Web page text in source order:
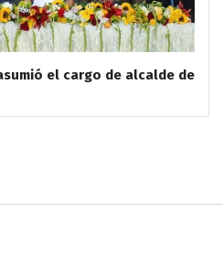
el cargo de alcalde de